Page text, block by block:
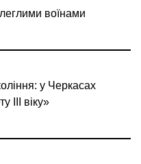
воїнами
у Черкасах
ІІІ віку»